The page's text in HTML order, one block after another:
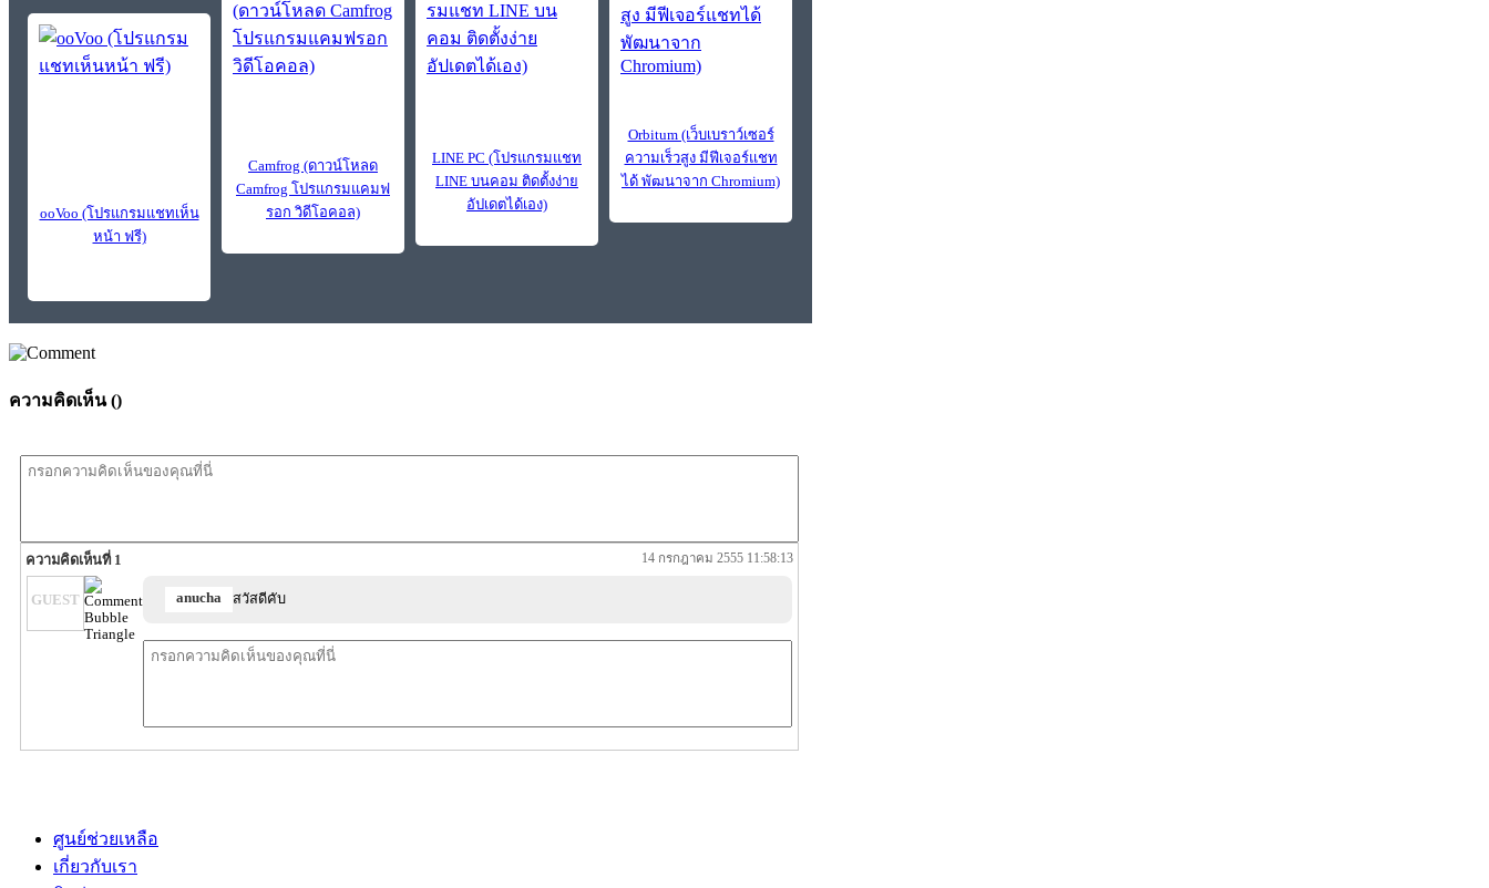
ooVoo (โปรแกรมแชทเห็น
หน้า ฟรี)
Camfrog (ดาวน์โหลด
Camfrog โปรแกรมแคมฟ
รอก วิดีโอคอล)
LINE PC (โปรแกรมแชท
LINE บนคอม ติดตั้งง่าย
อัปเดตได้เอง)
Orbitum (เว็บเบราว์เซอร์
ความเร็วสูง มีฟีเจอร์แชท
ได้ พัฒนาจาก Chromium)
ความคิดเห็น ()
ความคิดเห็นที่ 1 14 กรกฎาคม 2555 11:58:13
GUEST anucha สวัสดีคับ
ศูนย์ช่วยเหลือ
เกี่ยวกับเรา